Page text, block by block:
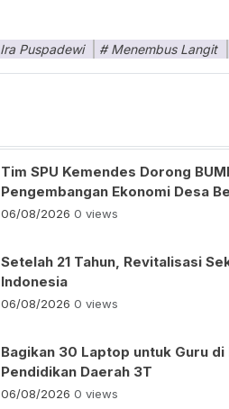
Ira Puspadewi Menembus Langit
Tim SPU Kemendes Dorong
Pengembangan Ekonomi Desa
06/08/2026 0 views
Setelah 21 Tahun, Revitalisasi
Indonesia
06/08/2026 0 views
Bagikan 30 Laptop untuk Guru
Pendidikan Daerah 3T
06/08/2026 0 views